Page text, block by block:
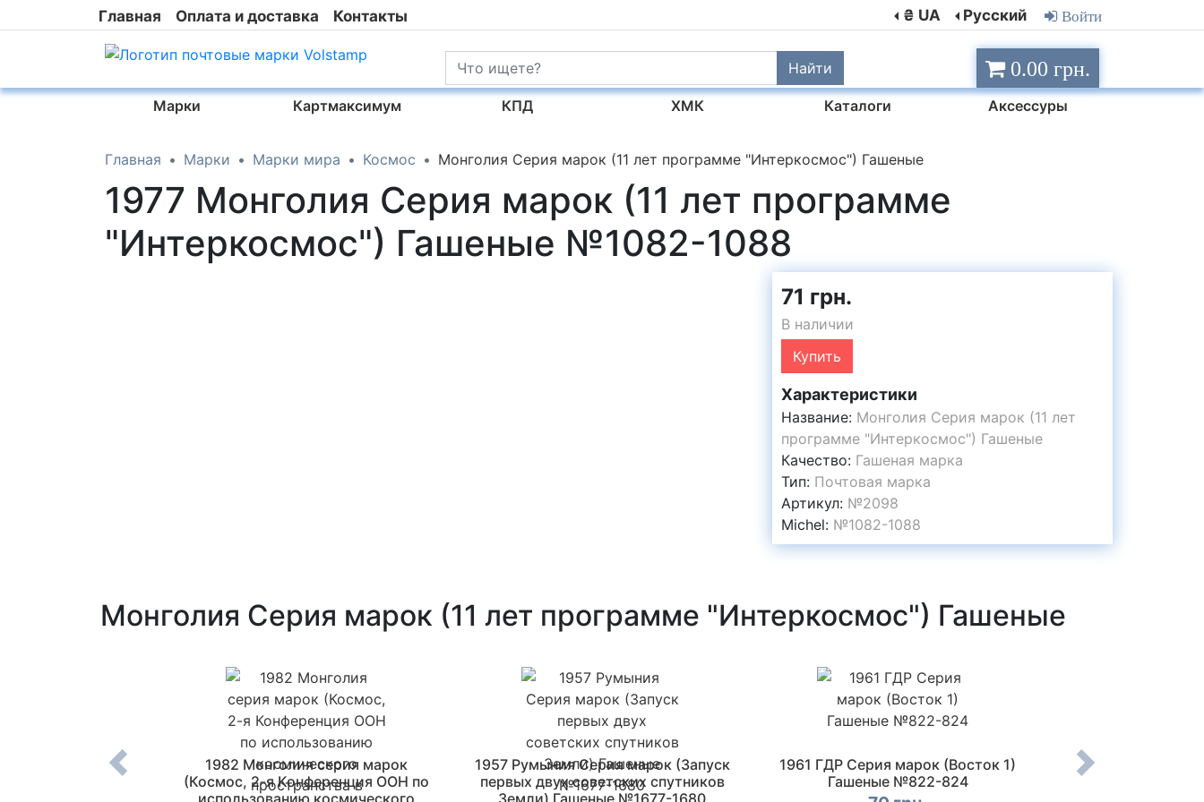
Главная Оплата и доставка Контакты ₴ UA Русский Войти
Найти 0.00 грн.
Марки Картмаксимум КПД ХМК Каталоги Аксессуры
Главная Марки Марки мира Космос Монголия Серия марок (11 лет программе "Интеркосмос") Гашеные
1977 Монголия Серия марок (11 лет программе
"Интеркосмос") Гашеные №1082-1088
71 грн.
В наличии
Купить
Характеристики
Название: Монголия Серия марок (11 лет
программе "Интеркосмос") Гашеные
Качество: Гашеная марка
Тип: Почтовая марка
Артикул: №2098
Michel: №1082-1088
Монголия Серия марок (11 лет программе "Интеркосмос") Гашеные
Марка (Саммит
электросвязи,
1982 Монголия серия марок
(Космос, 2-я Конференция ООН по
использованию космического
1957 Румыния Серия марок (Запуск
первых двух советских спутников
Земли) Гашеные №1677-1680
1961 ГДР Серия марок (Восток 1)
Гашеные №822-824
2010 Джибути: